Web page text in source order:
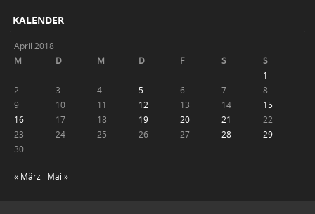
KALENDER
April 2018
M
D M D F S
S
1
2
3 4 5 6 7
8
9
10 11 12 13 14
15
16
17 18 19 20 21
22
23
24 25 26 27 28
29
30
« März Mai »